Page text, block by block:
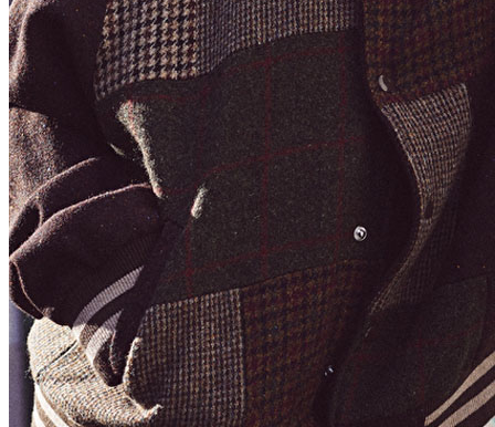
Marketing de performance
Marketing des influenceurs
Gestion des influenceurs
Devenir mannequin 2026
Devenir mannequin 2026